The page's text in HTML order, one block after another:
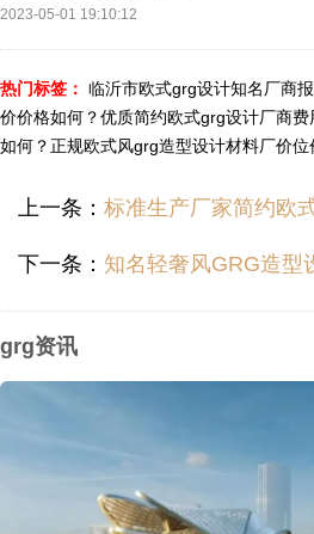
2023-05-01 19:10:12
热门标签： 临沂市欧式grg设计知名厂商
价价格如何？优质简约欧式grg设计厂商费
如何？正规欧式风grg造型设计材料厂价位
上一条： 标准生产厂家简约欧式
下一条： 知名轻奢风GRG造型设
grg资讯